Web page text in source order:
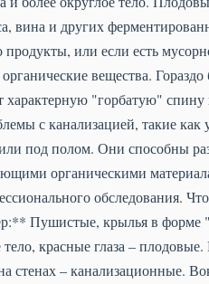
вина и других
продукты, или если есть
вещества.
"горбатую" спину
с канализацией, такие
под полом. Они способны
органическими
обследования.
Пушистые, крылья в форме
красные глаза –
стенах – канализационные.